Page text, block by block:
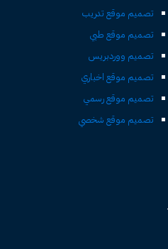
تصميم موقع تدريب
تصميم موقع طبي
تصميم ووردبريس
تصميم موقع اخباري
تصميم موقع رسمي
تصميم موقع شخصي